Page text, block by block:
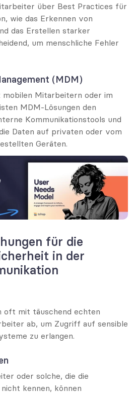
über Best Practices für
wie das Erkennen von
das Erstellen starker
um menschliche Fehler
(MDM)
Mitarbeitern oder im
MDM-Lösungen den
Kommunikationstools und
Daten auf privaten oder vom
Geräten.
für die
in der
oft mit täuschend echten
ab, um Zugriff auf sensible
zu erlangen.
oder solche, die die
kennen, können